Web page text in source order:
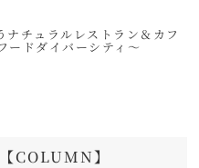
ナチュラルレストラン＆カフ
ードダイバーシティ～
【COLUMN】